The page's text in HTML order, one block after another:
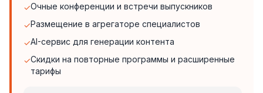
✓Очные конференции и встречи выпускников
✓Размещение в агрегаторе специалистов
✓AI-сервис для генерации контента
✓Скидки на повторные программы и расширенные
тарифы